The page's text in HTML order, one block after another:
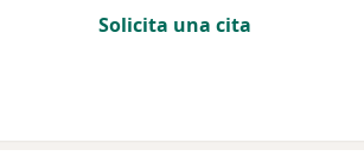
Solicita una cita